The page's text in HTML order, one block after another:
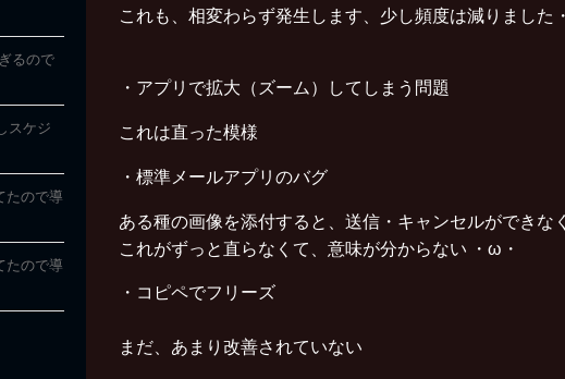
これも、相変わらず発生します、少し頻度は減りました
・アプリで拡大（ズーム）してしまう問題
これは直った模様
・標準メールアプリのバグ
ある種の画像を添付すると、送信・キャンセルができな
これがずっと直らなくて、意味が分からない ・ω・
・コピペでフリーズ
まだ、あまり改善されていない
るので
スケジ
たので導
たので導